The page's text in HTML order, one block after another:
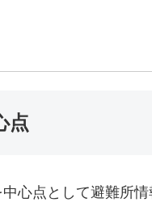
点
心点として避難所情